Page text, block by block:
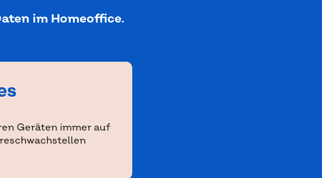
im Homeoffice.
Geräten immer auf